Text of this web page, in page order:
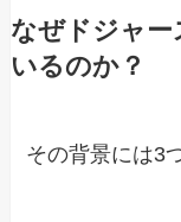
なぜドジャー
いるのか？
その背景には3